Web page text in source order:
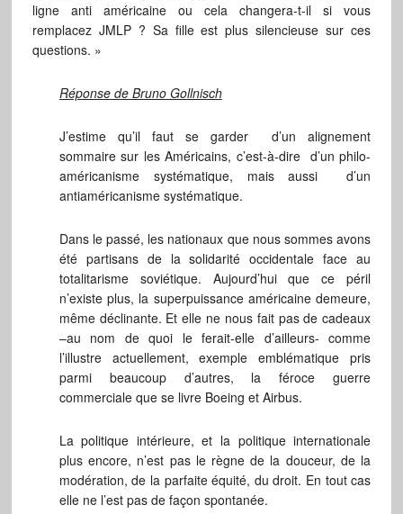
ligne anti américaine ou cela changera-t-il si vous
remplacez JMLP ? Sa fille est plus silencieuse sur ces
questions. »
Réponse de Bruno Gollnisch
J’estime qu’il faut se garder d’un alignement
sommaire sur les Américains, c’est-à-dire d’un philo-
américanisme systématique, mais aussi d’un
antiaméricanisme systématique.
Dans le passé, les nationaux que nous sommes avons
été partisans de la solidarité occidentale face au
totalitarisme soviétique. Aujourd’hui que ce péril
n’existe plus, la superpuissance américaine demeure,
même déclinante. Et elle ne nous fait pas de cadeaux
–au nom de quoi le ferait-elle d’ailleurs- comme
l’illustre actuellement, exemple emblématique pris
parmi beaucoup d’autres, la féroce guerre
commerciale que se livre Boeing et Airbus.
La politique intérieure, et la politique internationale
plus encore, n’est pas le règne de la douceur, de la
modération, de la parfaite équité, du droit. En tout cas
elle ne l’est pas de façon spontanée.